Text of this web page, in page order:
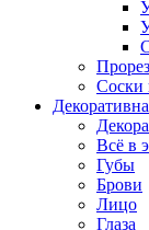
Соски
Всё в
Губы
Брови
Лицо
Глаза